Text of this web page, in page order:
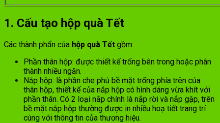
1. Cấu tạo hộp quà Tết
Các thành phẩn của hộp quà Tết gồm:
Phần thân hộp: được thiết kế trống bên trong hoặc phân
thành nhiều ngăn.
Nắp hộp: là phần che phủ bề mặt trống phía trên của
thân hộp, thiết kế của nắp hộp có hình dáng vừa khít với
phần thân. Có 2 loại nắp chính là nắp rời và nắp gập, trên
bề mặt nắp hộp thường được in nhiều hoạ tiết trang trí
cùng với thông tin của thương hiệu.